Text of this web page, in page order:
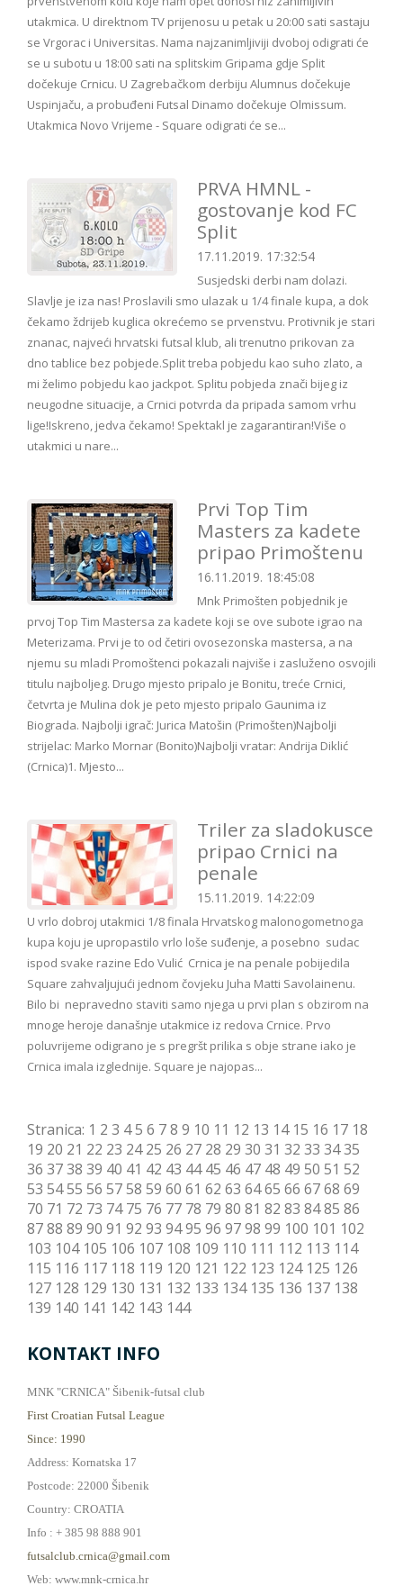
utakmica. U direktnom TV prijenosu u petak u 20:00 sati sastaju
se Vrgorac i Universitas. Nama najzanimljiviji dvoboj odigrati će
se u subotu u 18:00 sati na splitskim Gripama gdje Split
dočekuje Crnicu. U Zagrebačkom derbiju Alumnus dočekuje
Uspinjaču, a probuđeni Futsal Dinamo dočekuje Olmissum.
Utakmica Novo Vrijeme - Square odigrati će se...
PRVA HMNL -
gostovanje kod FC
Split
17.11.2019. 17:32:54
Susjedski derbi nam dolazi.
Slavlje je iza nas! Proslavili smo ulazak u 1/4 finale kupa, a dok
čekamo ždrijeb kuglica okrećemo se prvenstvu. Protivnik je stari
znanac, najveći hrvatski futsal klub, ali trenutno prikovan za
dno tablice bez pobjede.Split treba pobjedu kao suho zlato, a
mi želimo pobjedu kao jackpot. Splitu pobjeda znači bijeg iz
neugodne situacije, a Crnici potvrda da pripada samom vrhu
lige!Iskreno, jedva čekamo! Spektakl je zagarantiran!Više o
utakmici u nare...
Prvi Top Tim
Masters za kadete
pripao Primoštenu
16.11.2019. 18:45:08
Mnk Primošten pobjednik je
prvoj Top Tim Mastersa za kadete koji se ove subote igrao na
Meterizama. Prvi je to od četiri ovosezonska mastersa, a na
njemu su mladi Promoštenci pokazali najviše i zasluženo osvojili
titulu najboljeg. Drugo mjesto pripalo je Bonitu, treće Crnici,
četvrta je Mulina dok je peto mjesto pripalo Gaunima iz
Biograda. Najbolji igrač: Jurica Matošin (Primošten)Najbolji
strijelac: Marko Mornar (Bonito)Najbolji vratar: Andrija Diklić
(Crnica)1. Mjesto...
Triler za sladokusce
pripao Crnici na
penale
15.11.2019. 14:22:09
U vrlo dobroj utakmici 1/8 finala Hrvatskog malonogometnoga
kupa koju je upropastilo vrlo loše suđenje, a posebno sudac
ispod svake razine Edo Vulić Crnica je na penale pobijedila
Square zahvaljujući jednom čovjeku Juha Matti Savolainenu.
Bilo bi nepravedno staviti samo njega u prvi plan s obzirom na
mnoge heroje današnje utakmice iz redova Crnice. Prvo
poluvrijeme odigrano je s pregršt prilika s obje strane iako je
Crnica imala izglednije. Square je najopas...
Stranica: 1 2 3 45 6 78 9 10 11 12 13 14 15 16 17 18
19 20 21 22 23 24 25 26 27 28 29 30 31 32 33 3435
36 3738 39 40 41 42 43 44 45 46 47 48 49 50 51 52
53 5455 56 5758 59 60 61 62 63 6465 66 6768 69
70 71 72 73 74 75 76 77 78 79 80 81 82 83 8485 86
8788 89 90 91 92 93 9495 96 9798 99 100 101 102
103 104 105 106 107 108 109 110 111 112 113 114
115 116 117 118 119 120 121 122 123 124 125 126
127 128 129 130 131 132 133 134 135 136 137 138
139 140 141 142 143 144
KONTAKT INFO
MNK "CRNICA" Šibenik-futsal club
First Croatian Futsal League
Since: 1990
Address: Kornatska 17
Postcode: 22000 Šibenik
Country: CROATIA
Info : + 385 98 888 901
futsalclub.crnica@gmail.com
Web: www.mnk-crnica.hr